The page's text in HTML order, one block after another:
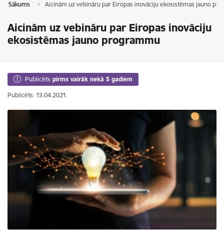
Sākums Aicinām uz vebināru par Eiropas inovāciju ekosistēmas jauno
Aicinām uz vebināru par Eiropas inovāciju
ekosistēmas jauno programmu
Publicēts pirms vairāk nekā 5 gadiem
Publicēts: 13.04.2021.